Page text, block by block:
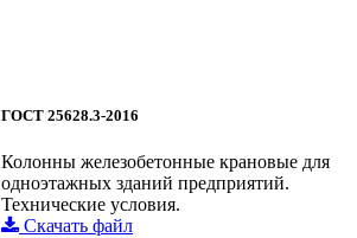
ГОСТ 25628.3-2016
Колонны железобетонные крановые для
одноэтажных зданий предприятий.
Технические условия.
Скачать файл